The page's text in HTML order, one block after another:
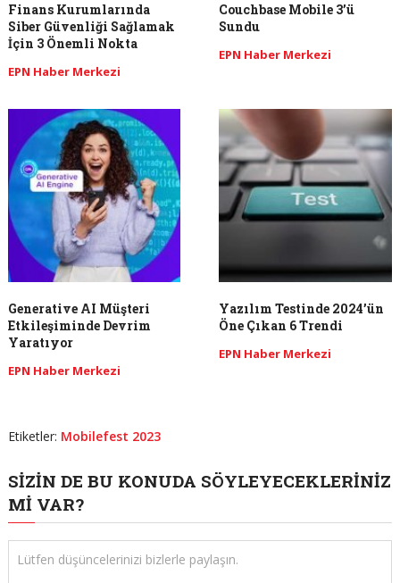
Finans Kurumlarında
Siber Güvenliği Sağlamak
İçin 3 Önemli Nokta
EPN Haber Merkezi
Couchbase Mobile 3’ü
Sundu
EPN Haber Merkezi
Generative AI Müşteri
Etkileşiminde Devrim
Yaratıyor
EPN Haber Merkezi
Yazılım Testinde 2024’ün
Öne Çıkan 6 Trendi
EPN Haber Merkezi
Etiketler: Mobilefest 2023
SIZIN DE BU KONUDA SÖYLEYECEKLERINIZ
MI VAR?